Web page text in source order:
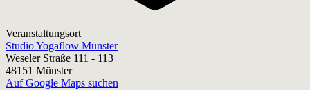
Veranstaltungsort
Studio Yogaflow Münster
Weseler Straße 111 - 113
48151 Münster
Auf Google Maps suchen